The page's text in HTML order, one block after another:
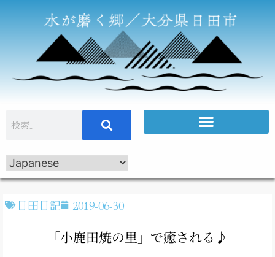
日田日記 2019-06-30
「小鹿田焼の里」で癒される♪